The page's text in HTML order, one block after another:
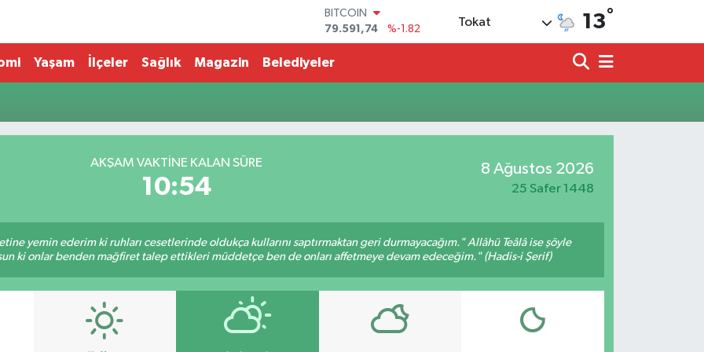
BITCOIN
79.591,74
%-1.82
DOLAR
45,43620
61,60380
%0.18
Tokat 13°
Yaşam İlçeler Sağlık Magazin Belediyeler
AKŞAM VAKTİNE KALAN SÜRE
10:54
8 Ağustos 2026
25 Safer 1448
yemin ederim ki ruhları cesetlerinde oldukça kullarını saptırmaktan geri durmayacağım." Allâhü Teâlâ ise şöyle
ki onlar benden mağfiret talep ettikleri müddetçe ben de onları affetmeye devam edeceğim." (Hadis-i Şerif)